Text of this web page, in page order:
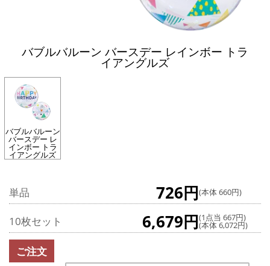
バブルバルーン バースデー レインボー トラ
イアングルズ
バブルバルーン
バースデー レ
インボー トラ
イアングルズ
単品 726円(本体 660円)
10枚セット 6,679円(1点当 667円)
(本体 6,072円)
ご注文